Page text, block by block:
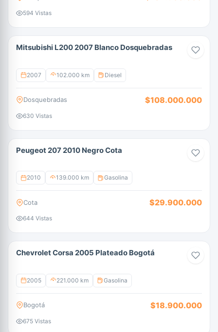
594 Vistas
Mitsubishi L200 2007 Blanco Dosquebradas
2007 102.000 km Diesel
Dosquebradas $108.000.000
630 Vistas
Peugeot 207 2010 Negro Cota
2010 139.000 km Gasolina
Cota $29.900.000
644 Vistas
Chevrolet Corsa 2005 Plateado Bogotá
2005 221.000 km Gasolina
Bogotá $18.900.000
675 Vistas